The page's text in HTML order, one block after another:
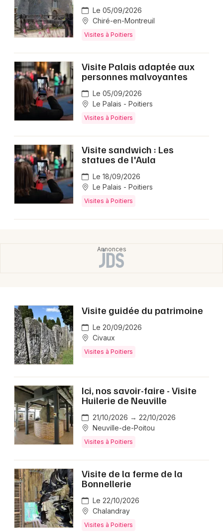
Le 05/09/2026
Chiré-en-Montreuil
Visites à Poitiers
Visite Palais adaptée aux
personnes malvoyantes
Le 05/09/2026
Le Palais - Poitiers
Visites à Poitiers
Visite sandwich : Les
statues de l'Aula
Le 18/09/2026
Le Palais - Poitiers
Visites à Poitiers
Visite guidée du patrimoine
Le 20/09/2026
Civaux
Visites à Poitiers
Ici, nos savoir-faire - Visite
Huilerie de Neuville
21/10/2026 → 22/10/2026
Neuville-de-Poitou
Visites à Poitiers
Visite de la ferme de la
Bonnellerie
Le 22/10/2026
Chalandray
Visites à Poitiers